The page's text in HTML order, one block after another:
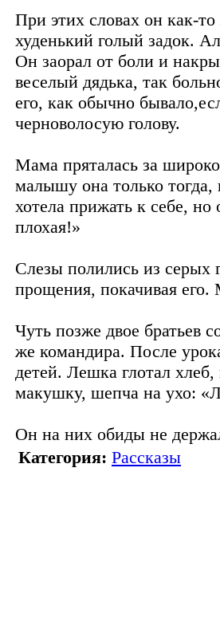
При этих словах он как-
худенький голый задок.
Он заорал от боли и
веселый дядька, так
его, как обычно
черноволосую голову.
Мама пряталась за
малышу она только тогда,
хотела прижать к себе,
плохая!»
Слезы полились из серых
прощения, покачивая его.
Чуть позже двое братьев
же командира. После
детей. Лешка глотал
макушку, шепча на ухо:
Он на них обиды не
Категория: Рассказы